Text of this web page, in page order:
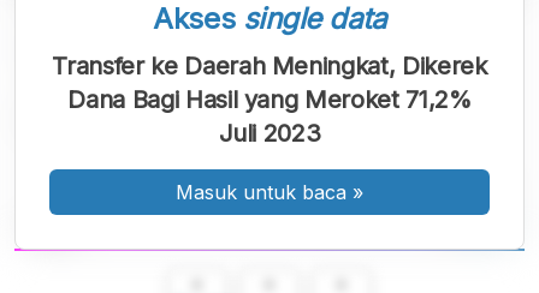
Akses single data
Transfer ke Daerah Meningkat, Dikerek
Dana Bagi Hasil yang Meroket 71,2%
Juli 2023
Masuk untuk baca »